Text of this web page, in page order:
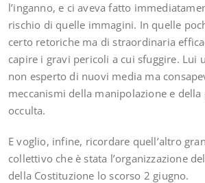
l’inganno, e ci aveva fatto
rischio di quelle immagini. In quelle
certo retoriche ma di straordinaria
capire i gravi pericoli a cui sfuggire. Lui
non esperto di nuovi media ma
meccanismi della manipolazione e della
occulta.
E voglio, infine, ricordare quell’altro
collettivo che è stata l’organizzazione
della Costituzione lo scorso 2 giugno.